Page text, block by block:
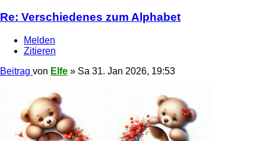
Re: Verschiedenes zum Alphabet
Melden
Zitieren
Beitrag von Elfe » Sa 31. Jan 2026, 19:53